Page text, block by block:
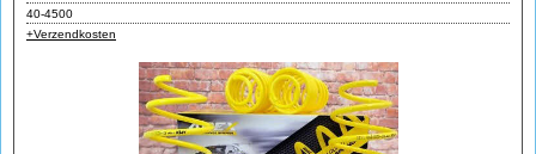
40-4500
+Verzendkosten